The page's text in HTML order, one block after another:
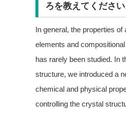
ろを教えてください
In general, the properties
elements and
has rarely been studied. In
structure, we introduced a
chemical and physical
controlling the crystal